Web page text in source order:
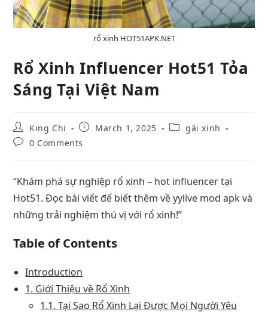
rổ xinh HOT51APK.NET
Rổ Xinh Influencer Hot51 Tỏa
Sáng Tại Việt Nam
King Chi March 1, 2025
gái xinh
0 Comments
“Khám phá sự nghiệp rổ xinh – hot influencer tại
Hot51. Đọc bài viết để biết thêm về yylive mod apk và
những trải nghiệm thú vị với rổ xinh!”
Table of Contents
Introduction
1. Giới Thiệu về Rổ Xinh
1.1. Tại Sao Rổ Xinh Lại Được Mọi Người Yêu